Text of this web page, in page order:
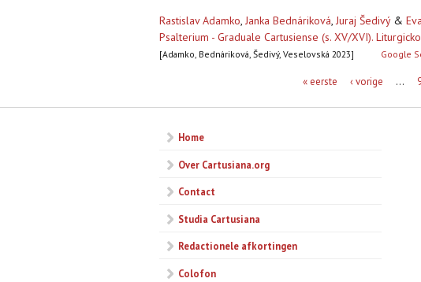
Rastislav Adamko, Janka Bednáriková, Juraj Šedivý &
Psalterium - Graduale Cartusiense (s. XV/XVI).
[Adamko, Bednáriková, Šedivý, Veselovská 2023] Google
« eerste ‹ vorige …
Home
Over Cartusiana.org
Contact
Studia Cartusiana
Redactionele afkortingen
Colofon